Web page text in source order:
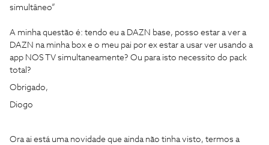
simultâneo”
A minha questão é: tendo eu a DAZN base, posso estar a ver a
DAZN na minha box e o meu pai por ex estar a usar ver usando a
app NOS TV simultaneamente? Ou para isto necessito do pack
total?
Obrigado,
Diogo
Ora ai está uma novidade que ainda não tinha visto, termos a